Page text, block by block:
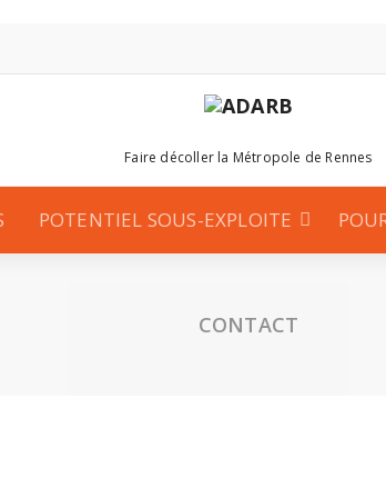
Faire décoller la Métropole de Rennes
POTENTIEL SOUS-EXPLOITE
CONTACT